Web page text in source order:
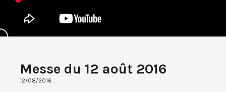
Messe du 12 août 2016
12/08/2016